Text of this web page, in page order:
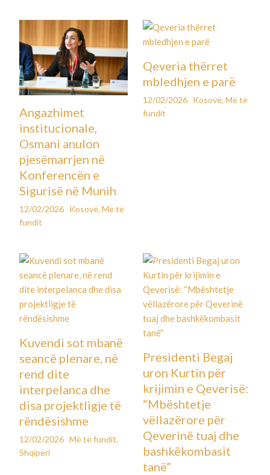
Angazhimet
institucionale,
Osmani anulon
pjesëmarrjen në
Konferencën e
Sigurisë në Munih
12/02/2026 Kosovë,Më të
fundit
Qeveria thërret
mbledhjen e parë
12/02/2026 Kosovë, Më të
fundit
Kuvendi sot mbanë
seancë plenare, në
rend dite
interpelanca dhe
disa projektligje të
rëndësishme
12/02/2026 Më të fundit,
Shqipëri
Presidenti Begaj
uron Kurtin për
krijimin e Qeverisë:
“Mbështetje
vëllazërore për
Qeverinë tuaj dhe
bashkëkombasit
tanë”